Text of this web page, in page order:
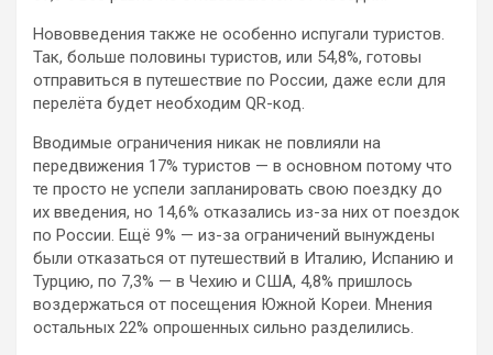
Нововведения также не особенно испугали туристов.
Так, больше половины туристов, или 54,8%, готовы
отправиться в путешествие по России, даже если для
перелёта будет необходим QR-код.
Вводимые ограничения никак не повлияли на
передвижения 17% туристов — в основном потому что
те просто не успели запланировать свою поездку до
их введения, но 14,6% отказались из-за них от поездок
по России. Ещё 9% — из-за ограничений вынуждены
были отказаться от путешествий в Италию, Испанию и
Турцию, по 7,3% — в Чехию и США, 4,8% пришлось
воздержаться от посещения Южной Кореи. Мнения
остальных 22% опрошенных сильно разделились.